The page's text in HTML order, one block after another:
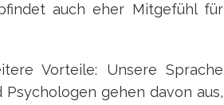
auch eher Mitgefühl für
Vorteile: Unsere Sprache
gehen davon aus,